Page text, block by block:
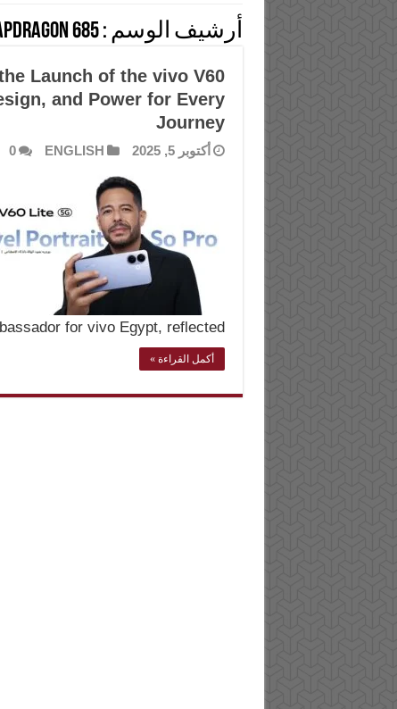
أرشيف الوسم :685
Launch of the vivo V60
and Power for Every
Journey
أكتوبر 5, 2025 ENGLISH
0
for vivo Egypt, reflected …
أكمل القراءة »